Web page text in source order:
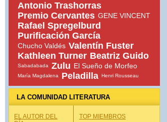
Antonio Trashorras
Premio Cervantes GENE VINCENT
Rafael Spregelburd
Purificación García
Chucho Valdés Valentín Fuster
Kathleen Turner Beatriz Guido
Sabadabada Zulu El Sueño de Morfeo
María Magdalena Peladilla Henri Rousseau
LA COMUNIDAD LITERATURA
EL AUTOR DEL
TOP MIEMBROS